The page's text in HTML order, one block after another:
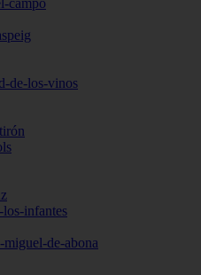
campo
de-los-vinos
infantes
miguel-de-abona